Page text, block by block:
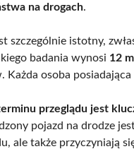
na drogach.
szczególnie istotny,
badania wynosi 12
Każda osoba
przeglądu jest
pojazd na drodze
ale także przyczyniają